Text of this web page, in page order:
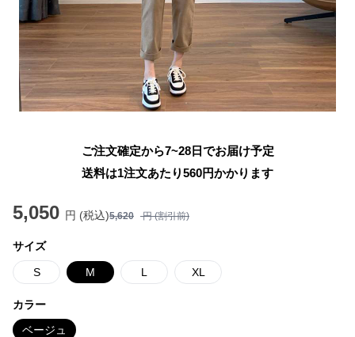
ご注文確定から7~28日でお届け予定
送料は1注文あたり560円かかります
5,050 円 (税込)5,620 円 (割引前)
サイズ
S M L XL
カラー
ベージュ